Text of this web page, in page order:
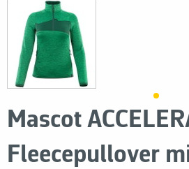
Mascot
Fleecepullover